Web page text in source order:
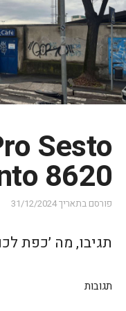
Sesto
8620
פורסם בתאריך31/12/2024
תגיבו, מה ׳כפת
תגובות